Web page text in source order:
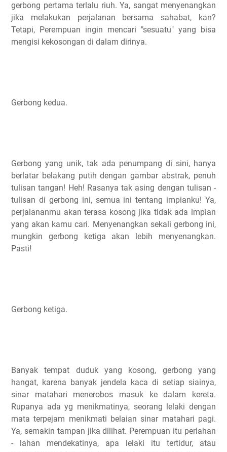
gerbong pertama terlalu riuh. Ya, sangat menyenangkan
jika melakukan perjalanan bersama sahabat, kan?
Tetapi, Perempuan ingin mencari "sesuatu" yang bisa
mengisi kekosongan di dalam dirinya.
Gerbong kedua.
Gerbong yang unik, tak ada penumpang di sini, hanya
berlatar belakang putih dengan gambar abstrak, penuh
tulisan tangan! Heh! Rasanya tak asing dengan tulisan -
tulisan di gerbong ini, semua ini tentang impianku! Ya,
perjalananmu akan terasa kosong jika tidak ada impian
yang akan kamu cari. Menyenangkan sekali gerbong ini,
mungkin gerbong ketiga akan lebih menyenangkan.
Pasti!
Gerbong ketiga.
Banyak tempat duduk yang kosong, gerbong yang
hangat, karena banyak jendela kaca di setiap siainya,
sinar matahari menerobos masuk ke dalam kereta.
Rupanya ada yg menikmatinya, seorang lelaki dengan
mata terpejam menikmati belaian sinar matahari pagi.
Ya, semakin tampan jika dilihat. Perempuan itu perlahan
- lahan mendekatinya, apa lelaki itu tertidur, atau